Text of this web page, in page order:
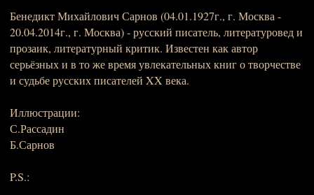
Бенедикт Михайлович Сарнов (04.01.1927г., г. Москва -
20.04.2014г., г. Москва) - русский писатель, литературовед и
прозаик, литературный критик. Известен как автор
серьёзных и в то же время увлекательных книг о творчестве
и судьбе русских писателей XX века.
Иллюстрации:
С.Рассадин
Б.Сарнов
P.S.: